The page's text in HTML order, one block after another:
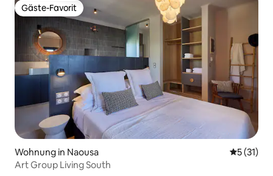
Gäste-Favorit
Gäste-Favorit
Wohnung in Naousa
5 (31)
Art Group Living South